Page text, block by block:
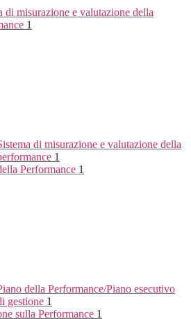
di misurazione e valutazione della
1
di misurazione e valutazione della
1
Performance 1
della Performance/Piano esecutivo
gestione 1
sulla Performance 1